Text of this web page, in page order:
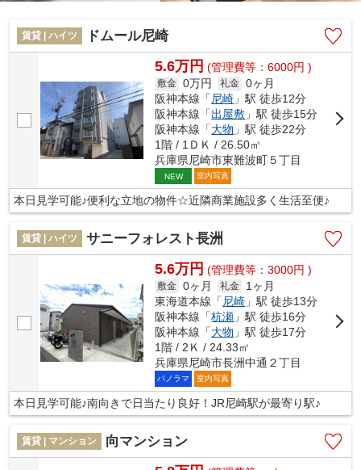
賃貸 | ハイツ ドムール尼崎
5.6万円 (管理費等：6000円 )
敷金 0万円 礼金 0ヶ月
阪神本線「 尼崎 」駅 徒歩12分
阪神本線「出屋敷 」駅 徒歩15分
阪神本線「大物 」駅 徒歩22分
1階 / 1ＤＫ / 26.50㎡
兵庫県尼崎市東難波町５丁目
NEW 室内写真
本日見学可能♪便利な立地の物件☆近隣商業施設多く生活至便♪
賃貸 | ハイツ サニーフォレスト長洲
5.6万円 (管理費等：3000円 )
敷金 0ヶ月 礼金
1ヶ月
東海道本線「 尼崎 」駅 徒歩13分
阪神本線「杭瀬 」駅 徒歩16分
阪神本線「大物 」駅 徒歩17分
1階 / 2Ｋ / 24.33㎡
兵庫県尼崎市長洲中通２丁目
パノラマ 室内写真
本日見学可能♪南向きで日当たり良好！JR尼崎駅が最寄り駅♪
賃貸 | マンション 向マンション